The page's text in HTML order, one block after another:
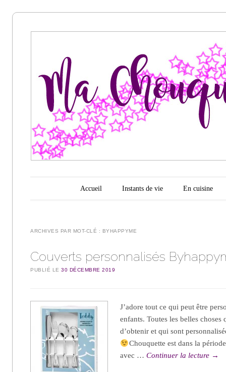
Ma
chouquette
d'amour
Menu principal
Aller au contenu
Accueil Instants de vie En cuisine
ARCHIVES PAR MOT-CLÉ : BYHAPPYME
Couverts personnalisés
PUBLIÉ LE30 DÉCEMBRE 2019
J’adore tout ce qui peut être
enfants. Toutes les belles choses
d’obtenir et qui sont
Chouquette est dans la
avec …Continuer la lecture →